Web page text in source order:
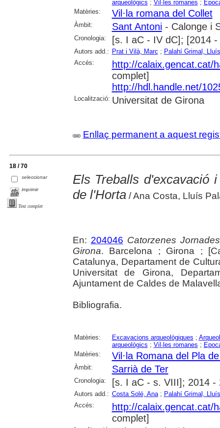
arqueològics ; Vil·les romanes ;
Matèries:
Vil·la romana del Collet
Àmbit: Sant Antoni- Calonge i
Cronologia: [s. I aC - IV dC]; [2014 -
Autors add.: Prat i Vilà, Marc ; Palahí Grimal, Lluís
Accés:
http://calaix.gencat.cat/
complet]
http://hdl.handle.net/
Localització: Universitat de Girona
Enllaç permanent a aquest
18 / 70
seleccionar
imprimir
Text complet
Els Treballs d'excavació
de l'Horta/ Ana Costa, Lluís
En: 204046 Catorzenes
Girona. Barcelona ; Girona ;
Catalunya, Departament de
Universitat de Girona,
Ajuntament de Caldes de
Bibliografia.
Matèries: Excavacions arqueològiques ;
arqueològics ; Vil·les romanes ;
Matèries:
Vil·la Romana del Pla
Àmbit: Sarrià de Ter
Cronologia: [s. I aC - s. VIII]; 2014 -
Autors add.: Costa Solé, Ana; Palahí Grimal, Lluís
Accés:
http://calaix.gencat.cat/
complet]